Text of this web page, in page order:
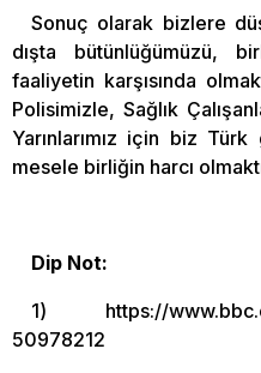
Sonuç olarak bizlere
dışta bütünlüğümüzü,
faaliyetin karşısında
Polisimizle, Sağlık
Yarınlarımız için biz
mesele birliğin harcı
Dip Not:
1) https://
50978212